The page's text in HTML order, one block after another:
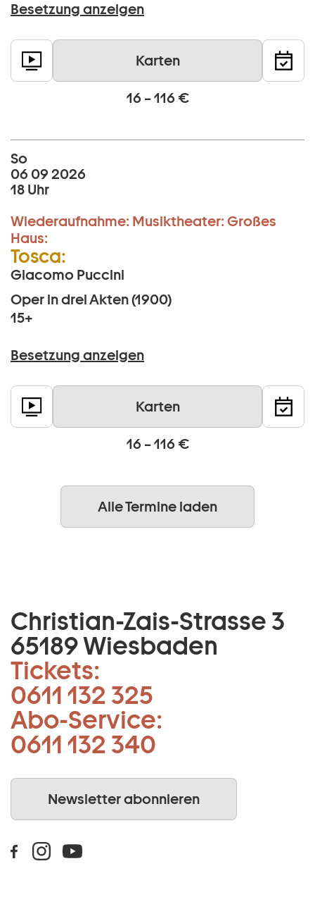
Besetzung anzeigen
Karten
16 – 116 €
So
06 09 2026
18 Uhr
Wiederaufnahme: Musiktheater: Großes
Haus:
Tosca:
Giacomo Puccini
Oper in drei Akten (1900)
15+
Besetzung anzeigen
Karten
16 – 116 €
Alle Termine laden
Christian-Zais-Strasse 3
65189 Wiesbaden
Tickets:
0611 132 325
Abo-Service:
0611 132 340
Newsletter abonnieren